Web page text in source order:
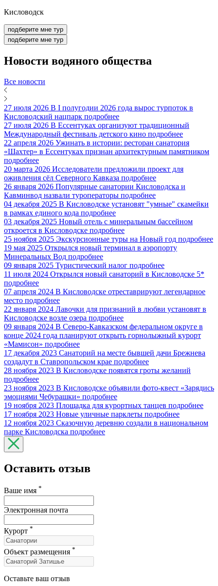
Кисловодск
подберите мне тур
подберите мне тур
Новости водяного общества
Все новости
27 июля 2026 В I полугодии 2026 года вырос турпоток в
Кисловодский нацпарк подробнее
27 июля 2026 В Ессентуках организуют традиционный
Международный фестиваль детского кино подробнее
22 апреля 2026 Ужинать в истории: ресторан санатория
«Шахтер» в Ессентуках признан архитектурным памятником
подробнее
20 марта 2026 Исследователи предложили проект для
оживления сёл Северного Кавказа подробнее
26 января 2026 Популярные санатории Кисловодска и
Кавминвод назвали туроператоры подробнее
04 декабря 2025 В Кисловодске установят "умные" скамейки
в рамках единого кода подробнее
03 декабря 2025 Новый отель с минеральным бассейном
откроется в Кисловодске подробнее
25 ноября 2025 Экскурсионные туры на Новый год подробнее
19 мая 2025 Открылся новый терминал в аэропорту
Минеральных Вод подробнее
09 января 2025 Туристический налог подробнее
11 июля 2024 Открылся новый санаторий в Кисловодске 5*
подробнее
07 апреля 2024 В Кисловодске отреставрируют легендарное
место подробнее
22 января 2024 Лавочки для признаний в любви установят в
Кисловодске возле озера подробнее
09 января 2024 В Северо-Кавказском федеральном округе в
конце 2024 года планируют открыть горнолыжный курорт
«Мамисон» подробнее
17 декабря 2023 Санаторий на месте бывшей дачи Брежнева
создадут в Ставропольском крае подробнее
28 ноября 2023 В Кисловодске появятся гроты желаний
подробнее
23 ноября 2023 В Кисловодске объявили фото-квест «Зарядись
эмоциями Чебурашки» подробнее
19 ноября 2023 Площадка для курортных танцев подробнее
17 ноября 2023 Новые уличные парклеты подробнее
12 ноября 2023 Сказочную деревню создали в национальном
парке Кисловодска подробнее
Оставить отзыв
Ваше имя *
Электронная почта
Курорт *
Объект размещения *
Оставьте ваш отзыв